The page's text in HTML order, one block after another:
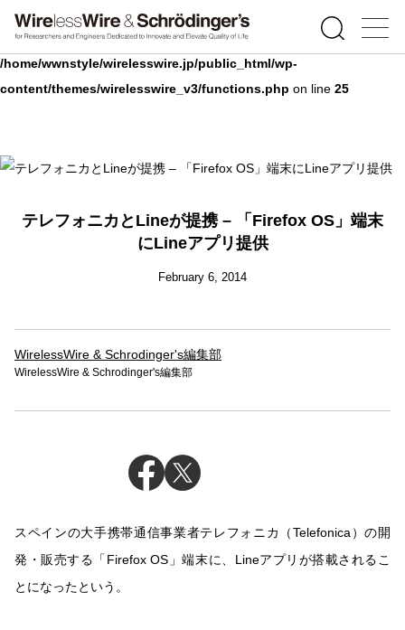
Warning: Undefined array key 0 in
/home/wwnstyle/wirelesswire.jp/public_html/wp-
content/themes/wirelesswire_v3/functions.php on line 25
テレフォニカとLineが提携 – 「Firefox OS」端末
にLineアプリ提供
February 6, 2014
WirelessWire & Schrodinger's編集部
WirelessWire & Schrodinger's編集部
スペインの大手携帯通信事業者テレフォニカ（Telefonica）の開
発・販売する「Firefox OS」端末に、Lineアプリが搭載されるこ
とになったという。